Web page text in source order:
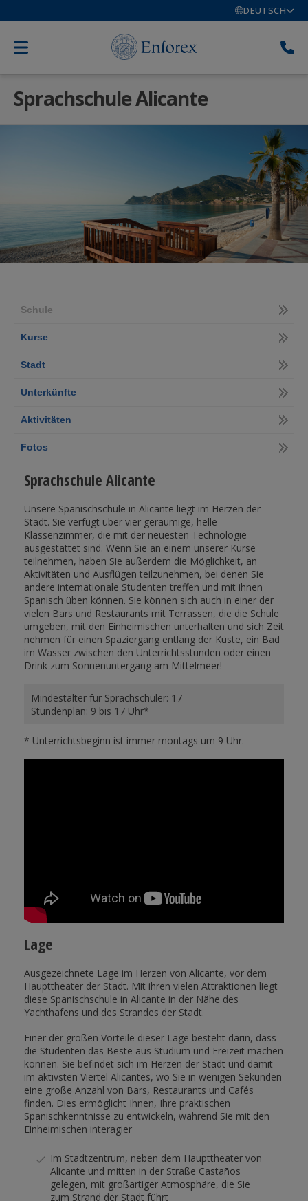
DEUTSCH
Sprachschule Alicante
Schule
Kurse
Stadt
Unterkünfte
Aktivitäten
Fotos
Sprachschule Alicante
Unsere Spanischschule in Alicante liegt im Herzen der
Stadt. Sie verfügt über vier geräumige, helle
Klassenzimmer, die mit der neuesten Technologie
ausgestattet sind. Wenn Sie an einem unserer Kurse
teilnehmen, haben Sie außerdem die Möglichkeit, an
Aktivitäten und Ausflügen teilzunehmen, bei denen Sie
andere internationale Studenten treffen und mit ihnen
Spanisch üben können. Sie können sich auch in einer der
vielen Bars und Restaurants mit Terrassen, die die Schule
umgeben, mit den Einheimischen unterhalten und sich Zeit
nehmen für einen Spaziergang entlang der Küste, ein Bad
im Wasser zwischen den Unterrichtsstunden oder einen
Drink zum Sonnenuntergang am Mittelmeer!
Mindestalter für Sprachschüler: 17
Stundenplan: 9 bis 17 Uhr*
* Unterrichtsbeginn ist immer montags um 9 Uhr.
Lage
Ausgezeichnete Lage im Herzen von Alicante, vor dem
Haupttheater der Stadt. Mit ihren vielen Attraktionen liegt
diese Spanischschule in Alicante in der Nähe des
Yachthafens und des Strandes der Stadt.
Einer der großen Vorteile dieser Lage besteht darin, dass
die Studenten das Beste aus Studium und Freizeit machen
können. Sie befindet sich im Herzen der Stadt und damit
im aktivsten Viertel Alicantes, wo Sie in wenigen Sekunden
eine große Anzahl von Bars, Restaurants und Cafés
finden. Dies ermöglicht Ihnen, Ihre praktischen
Spanischkenntnisse zu entwickeln, während Sie mit den
Einheimischen interagier
Im Stadtzentrum, neben dem Haupttheater von
Alicante und mitten in der Straße Castaños
gelegen, mit großartiger Atmosphäre, die Sie
zum Strand der Stadt führt